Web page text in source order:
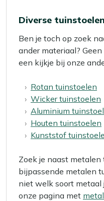
Diverse tuinstoelen
Ben je toch op zoek
ander materiaal?
een kijkje bij onze
Rotan tuinstoelen
Wicker tuinstoelen
Aluminium
Houten tuinstoelen
Kunststof
Zoek je naast
bijpassende metalen
niet welk soort metaal
onze pagina met